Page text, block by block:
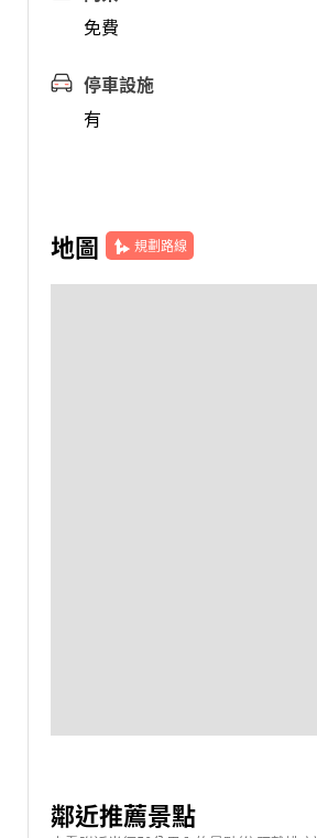
免費
停車設施
有
地圖 規劃路線
鄰近推薦景點